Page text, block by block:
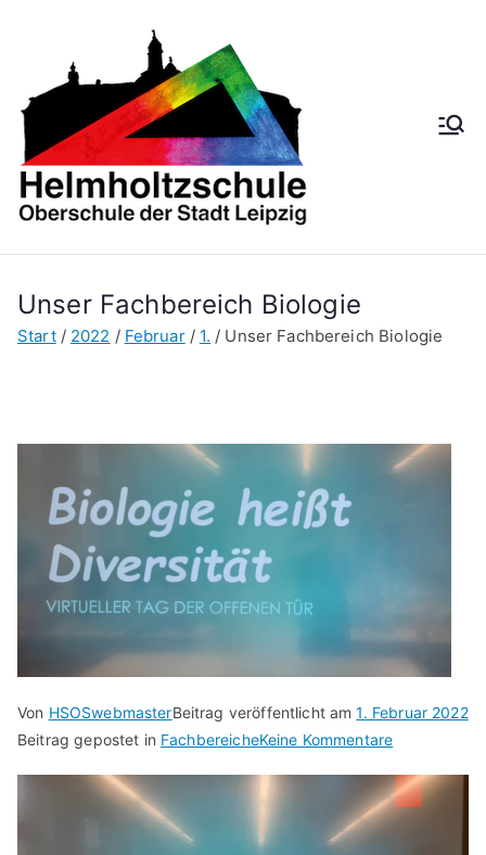
springen
ule
Unser Fachbereich Biologie
Start 2022 Februar 1. Unser Fachbereich Biologie
Von HSOSwebmasterBeitrag veröffentlicht am1. Februar 2022
Beitrag gepostet in FachbereicheKeine Kommentarezu
Fachbereich
Biologie